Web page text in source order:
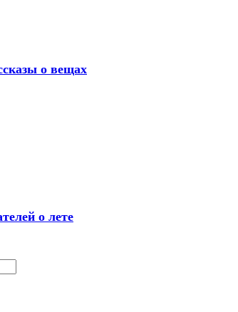
о вещах
о лете